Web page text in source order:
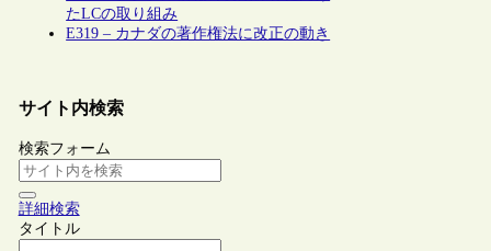
たLCの取り組み
E319 – カナダの著作権法に改正の動き
サイト内検索
検索フォーム
詳細検索
タイトル